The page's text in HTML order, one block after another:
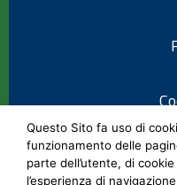
Questo Sito fa uso di
funzionamento delle
parte dell’utente, di
l’esperienza di